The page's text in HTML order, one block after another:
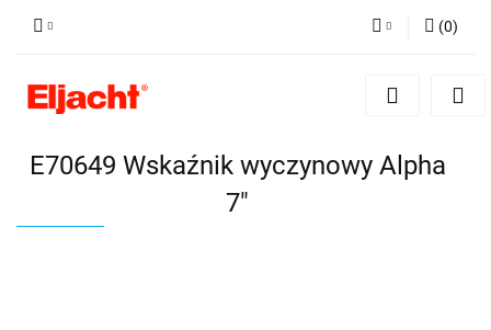
Zaloguj się
(0)
E70649 Wskaźnik wyczynowy Alpha
7"